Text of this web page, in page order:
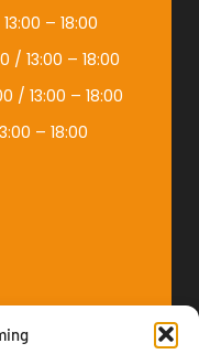
– 18:00
/ 13:00 – 18:00
/ 13:00 – 18:00
– 18:00